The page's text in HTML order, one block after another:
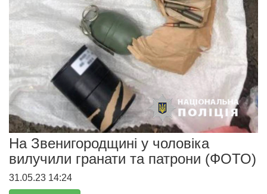
На Звенигородщині у чоловіка
вилучили гранати та патрони (ФОТО)
31.05.23 14:24